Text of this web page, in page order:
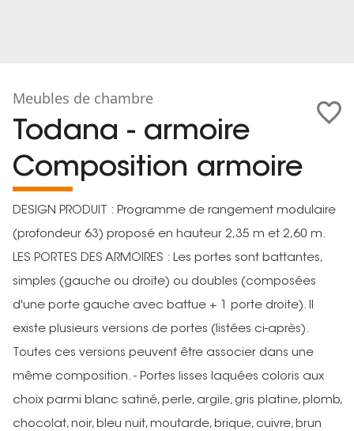
Meubles de chambre
Todana - armoire
Composition armoire
DESIGN PRODUIT : Programme de rangement modulaire
(profondeur 63) proposé en hauteur 2,35 m et 2,60 m.
LES PORTES DES ARMOIRES : Les portes sont battantes,
simples (gauche ou droite) ou doubles (composées
d'une porte gauche avec battue + 1 porte droite). Il
existe plusieurs versions de portes (listées ci-après).
Toutes ces versions peuvent être associer dans une
même composition. - Portes lisses laquées coloris aux
choix parmi blanc satiné, perle, argile, gris platine, plomb,
chocolat, noir, bleu nuit, moutarde, brique, cuivre, brun